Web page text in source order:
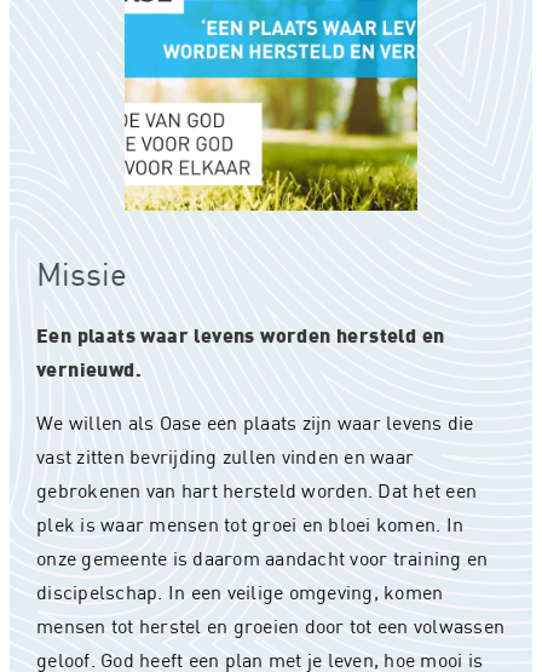
Missie
Een plaats waar levens worden hersteld en
vernieuwd.
We willen als Oase een plaats zijn waar levens die
vast zitten bevrijding zullen vinden en waar
gebrokenen van hart hersteld worden. Dat het een
plek is waar mensen tot groei en bloei komen. In
onze gemeente is daarom aandacht voor training en
discipelschap. In een veilige omgeving, komen
mensen tot herstel en groeien door tot een volwassen
geloof. God heeft een plan met je leven, hoe mooi is